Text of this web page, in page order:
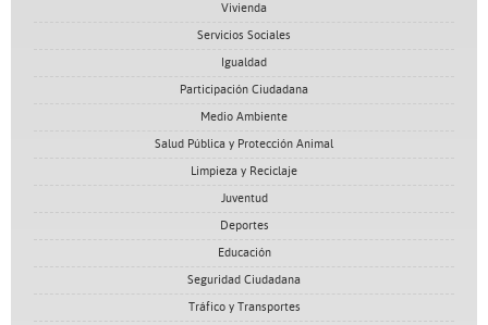
Vivienda
Servicios Sociales
Igualdad
Participación Ciudadana
Medio Ambiente
Salud Pública y Protección Animal
Limpieza y Reciclaje
Juventud
Deportes
Educación
Seguridad Ciudadana
Tráfico y Transportes